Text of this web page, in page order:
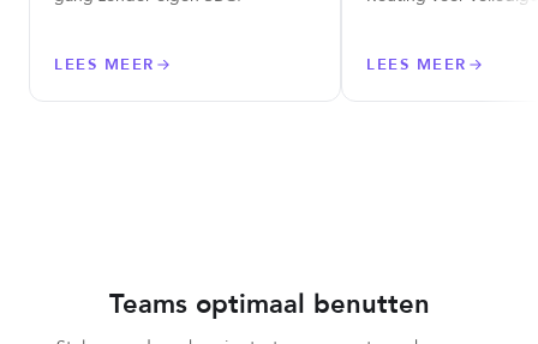
LEES MEER LEES MEER
Teams optimaal benutten